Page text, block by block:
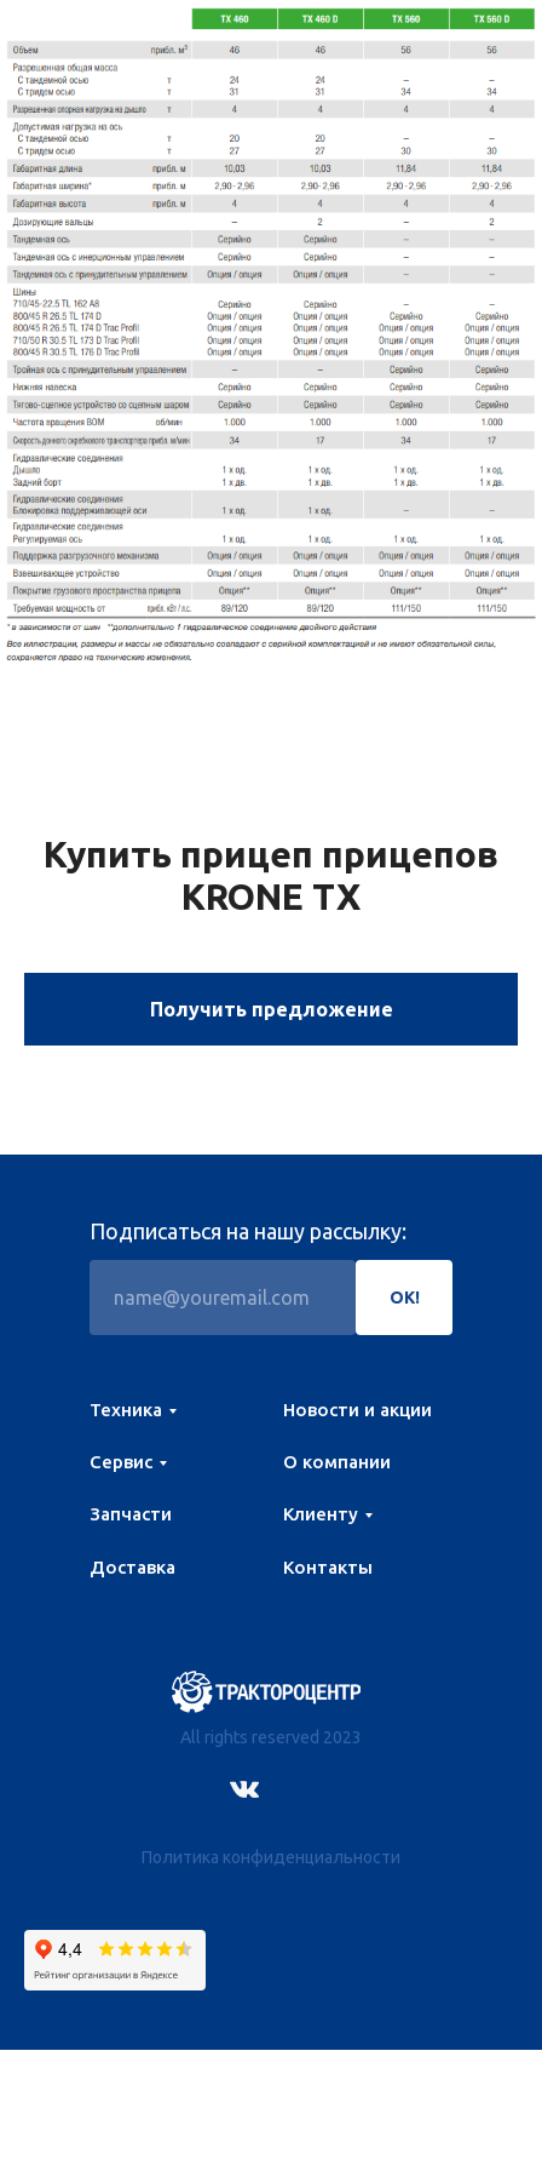
Быстрая разгрузка со скоростью донного
скребкового транспортера 17 м/мин
Купить прицеп прицепов
KRONE TX
Получить предложение
All rights reserved 2023
Техника
Сервис
Запчасти
Новости и акции
Клиенту
О компании
Подписаться на нашу рассылку:
ОК!
Контакты
Политика конфиденциальности
Доставка